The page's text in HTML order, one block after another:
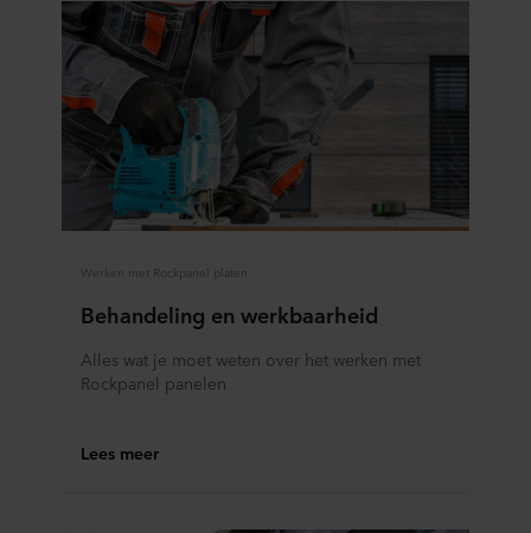
Werken met Rockpanel platen
Behandeling en werkbaarheid
Alles wat je moet weten over het werken met
Rockpanel panelen
Lees meer